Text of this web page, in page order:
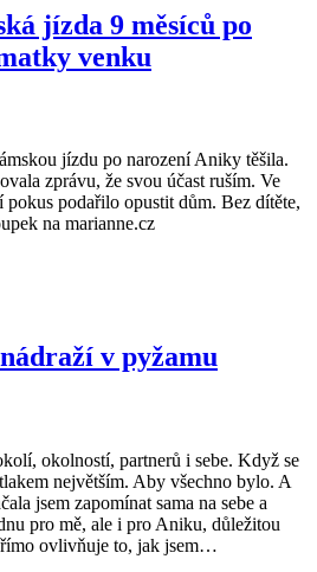
jízda 9 měsíců po
venku
jízdu po narození Aniky těšila.
zprávu, že svou účast ruším. Ve
pokus podařilo opustit dům. Bez dítěte,
na marianne.cz
v pyžamu
okolností, partnerů i sebe. Když se
největším. Aby všechno bylo. A
jsem zapomínat sama na sebe a
pro mě, ale i pro Aniku, důležitou
ovlivňuje to, jak jsem…